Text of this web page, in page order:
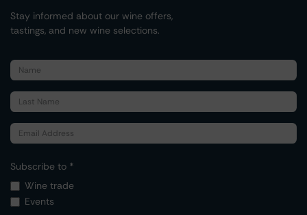
Stay informed about our wine offers,
tastings, and new wine selections.
Subscribe to *
Wine trade
Events